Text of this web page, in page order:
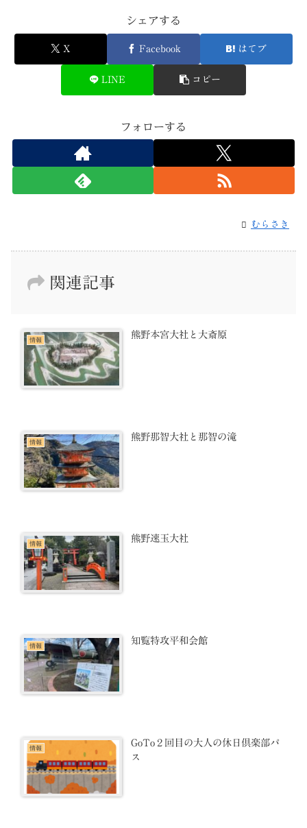
シェアする
X Facebook はてブ
LINE コピー
フォローする
むらさき
関連記事
情報
熊野本宮大社と大斎原
情報
熊野那智大社と那智の滝
情報
熊野速玉大社
情報
知覧特攻平和会館
情報
GoTo２回目の大人の休日倶楽部パ
ス